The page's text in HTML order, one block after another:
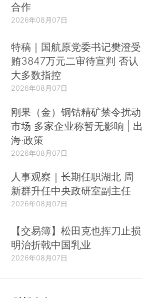
合作
2026年08月07日
特稿｜国航原党委书记樊澄受
贿3847万元二审待宣判 否认
大多数指控
2026年08月07日
刚果（金）铜钴精矿禁令扰动
市场 多家企业称暂无影响 | 出
海·政策
2026年08月07日
人事观察｜长期任职湖北 周
新群升任中央政研室副主任
2026年08月07日
【交易簿】松田克也挥刀止损
明治折戟中国乳业
2026年08月07日